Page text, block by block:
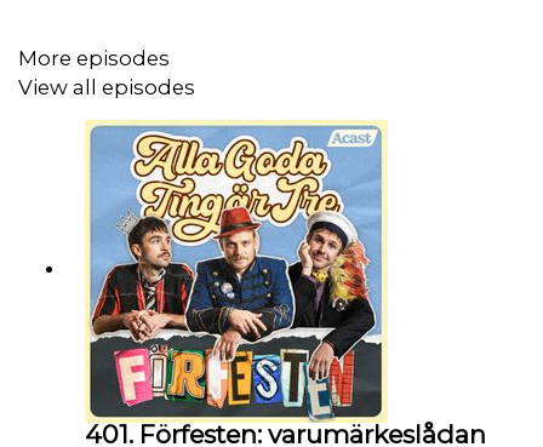
More episodes
View all episodes
401. Förfesten: varumärkeslådan